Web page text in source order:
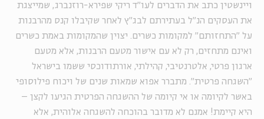
ויינשטין כתב את הדברים לעו"ד ריקי שפירא-רוזנברג, שמייצגת
את העסקים הנ"ל בעתירתם לבג"ץ לאחר שקיבלו קנס מהרבנות
על "התחזותם" למקומות כשרים. יצוין שהמקומות באמת כשרים
ואינם מתחזים, רק לא עם אישור מטעם הרבנות, אלא מטעם
ארגון פרטי, אלטרנטיבי, קהילתי, אורתודוכסי ששמו בישראל
"השגחה פרטית". מתברר אפוא שמאות שנים של ויכוח פילוסופי
באשר לקיומה או אי קיומה של ההשגחה הפרטית הגיעו לקצן –
היא קיימת! אמנם לא מדובר בהוכחה להשגחה אלוהית, אלא